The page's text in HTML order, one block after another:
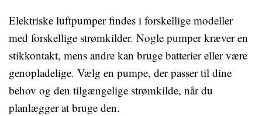
Elektriske luftpumper findes i forskellige modeller
med forskellige strømkilder. Nogle pumper kræver en
stikkontakt, mens andre kan bruge batterier eller være
genopladelige. Vælg en pumpe, der passer til dine
behov og den tilgængelige strømkilde, når du
planlægger at bruge den.